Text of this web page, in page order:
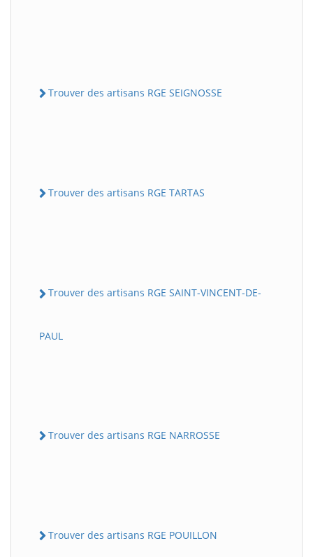
Trouver des artisans RGE SEIGNOSSE
Trouver des artisans RGE TARTAS
Trouver des artisans RGE SAINT-VINCENT-DE-
PAUL
Trouver des artisans RGE NARROSSE
Trouver des artisans RGE POUILLON